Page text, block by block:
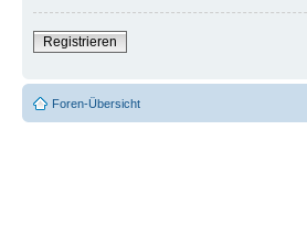
Registrieren
Foren-Übersicht